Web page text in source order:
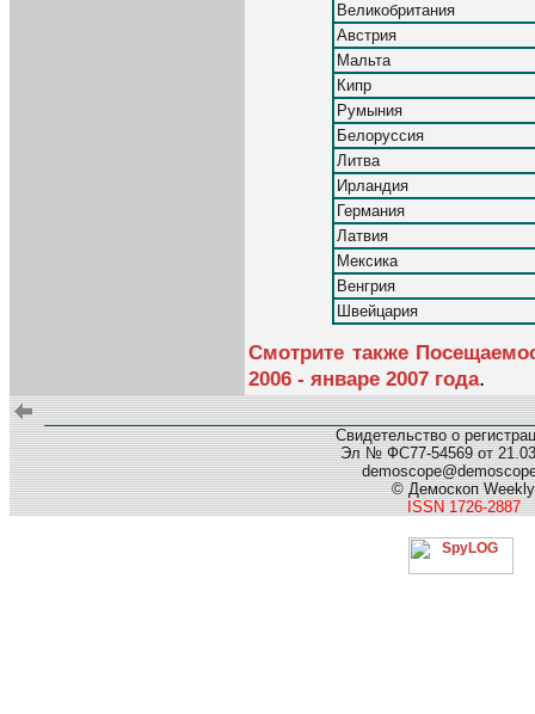
Великобритания
Австрия
Мальта
Кипр
Румыния
Белоруссия
Литва
Ирландия
Германия
Латвия
Мексика
Венгрия
Швейцария
Смотрите также
2006 - январе 2007 года.
Свидетельство о
Эл № ФС77-54569 от
© Демоскоп Weekly
ISSN 1726-2887